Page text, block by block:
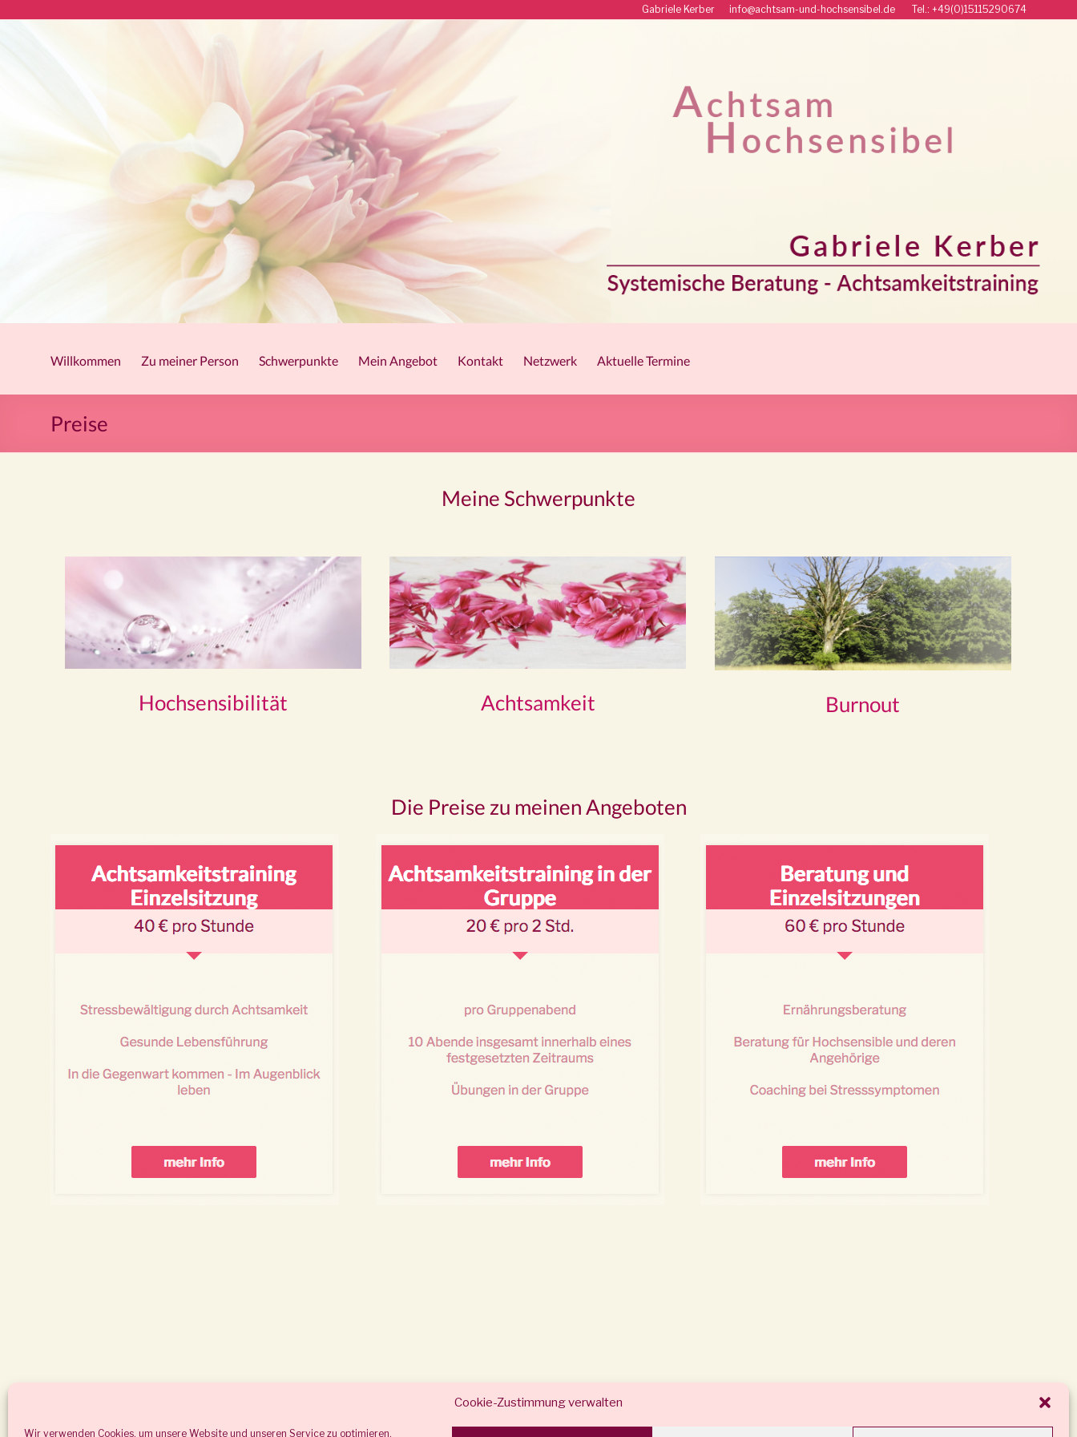
Cookie-Zustimmung verwalten
Wir verwenden Cookies, um unsere Website und unseren Service zu optimieren.
Gabriele Kerber info@achtsam-und-hochsensibel.de Tel.: +49(0)15115290674
Willkommen Zu meiner Person Schwerpunkte Mein Angebot Kontakt Netzwerk Aktuelle Termine
Preise
Meine Schwerpunkte
Hochsensibilität Achtsamkeit Burnout
Die Preise zu meinen Angeboten